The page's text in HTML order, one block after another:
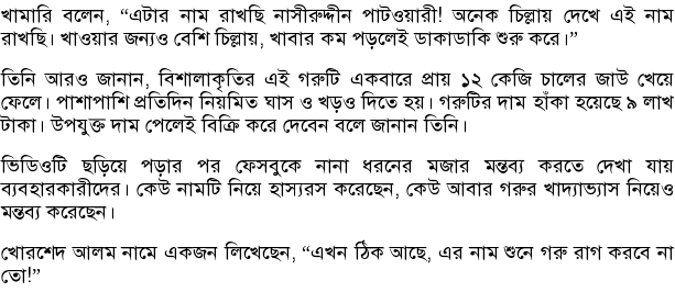
খামারি বলেন, “এটার নাম রাখছি নাসীরুদ্দীন পাটওয়ারী! অনেক চিল্লায় দেখে এই নাম
রাখছি। খাওয়ার জন্যও বেশি চিল্লায়, খাবার কম পড়লেই ডাকাডাকি শুরু করে।”
তিনি আরও জানান, বিশালাকৃতির এই গরুটি একবারে প্রায় ১২ কেজি চালের জাউ খেয়ে
ফেলে। পাশাপাশি প্রতিদিন নিয়মিত ঘাস ও খড়ও দিতে হয়। গরুটির দাম হাঁকা হয়েছে ৯ লাখ
টাকা। উপযুক্ত দাম পেলেই বিক্রি করে দেবেন বলে জানান তিনি।
ভিডিওটি ছড়িয়ে পড়ার পর ফেসবুকে নানা ধরনের মজার মন্তব্য করতে দেখা যায়
ব্যবহারকারীদের। কেউ নামটি নিয়ে হাস্যরস করেছেন, কেউ আবার গরুর খাদ্যাভ্যাস নিয়েও
মন্তব্য করেছেন।
খোরশেদ আলম নামে একজন লিখেছেন, “এখন ঠিক আছে, এর নাম শুনে গরু রাগ করবে না
তো!”